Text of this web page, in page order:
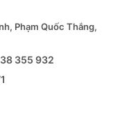
Phạm Quốc Thắng,
355 932